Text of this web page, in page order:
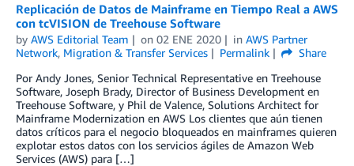
Replicación de Datos de Mainframe en Tiempo Real a AWS
con tcVISION de Treehouse Software
by AWS Editorial Team on 02 ENE 2020 in AWS Partner
Network, Migration & Transfer Services Permalink
Share
Por Andy Jones, Senior Technical Representative en Treehouse
Software, Joseph Brady, Director of Business Development en
Treehouse Software, y Phil de Valence, Solutions Architect for
Mainframe Modernization en AWS Los clientes que aún tienen
datos críticos para el negocio bloqueados en mainframes quieren
explotar estos datos con los servicios ágiles de Amazon Web
Services (AWS) para […]